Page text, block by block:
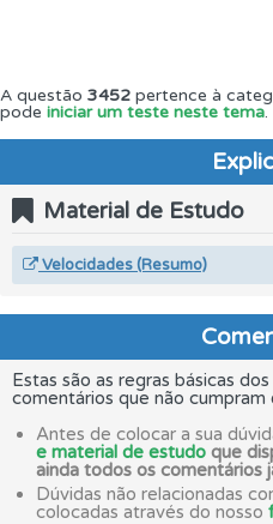
A questão 3452 pertence à
pode iniciar um teste neste tema.
Material de Estudo
Velocidades (Resumo)
Estas são as regras básicas
comentários que não cumpram
Antes de colocar a sua
e material de estudo que
ainda todos os comentários
Dúvidas não relacionadas
colocadas através do nosso